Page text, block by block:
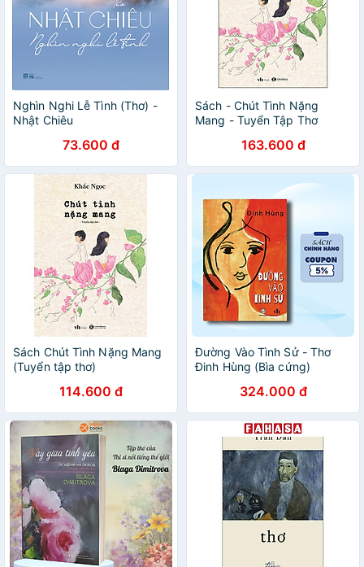
Nghìn Nghi Lễ Tình (Thơ) -
Nhật Chiêu
73.600 đ
Sách - Chút Tình Nặng
Mang - Tuyển Tập Thơ
163.600 đ
Sách Chút Tình Nặng Mang
(Tuyển tập thơ)
114.600 đ
Đường Vào Tình Sử - Thơ
Đinh Hùng (Bìa cứng)
324.000 đ